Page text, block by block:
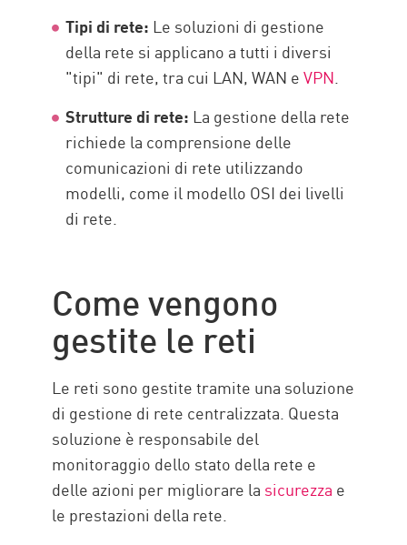
Tipi di rete: Le soluzioni di gestione
della rete si applicano a tutti i diversi
"tipi" di rete, tra cui LAN, WAN eVPN.
Strutture di rete: La gestione della rete
richiede la comprensione delle
comunicazioni di rete utilizzando
modelli, come il modello OSI dei livelli
di rete.
Come vengono
gestite le reti
Le reti sono gestite tramite una soluzione
di gestione di rete centralizzata. Questa
soluzione è responsabile del
monitoraggio dello stato della rete e
delle azioni per migliorare la sicurezza e
le prestazioni della rete.